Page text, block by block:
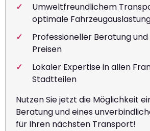
Umweltfreundlichem
optimale
Professioneller Beratung
Preisen
Lokaler Expertise in allen
Stadtteilen
Nutzen Sie jetzt die Möglichkeit
Beratung und eines
für Ihren nächsten Transport!